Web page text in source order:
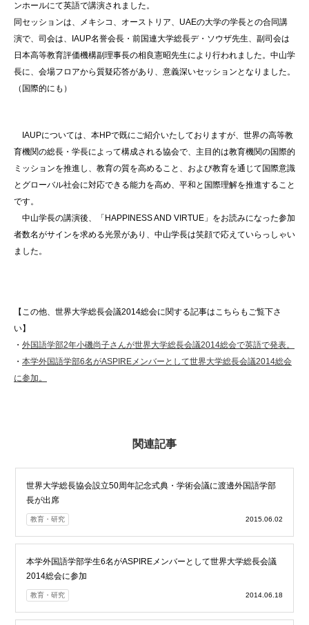
ンホールにて英語で講演されました。
同セッションは、メキシコ、オーストリア、UAEの大学の学長との合同講
演で、司会は、IAUP名誉会長・前国連大学総長デ・ソウザ先生、副司会は
日本高等教育評価機構副理事長の相良憲昭先生により行われました。中山学
長に、会場フロアから質疑応答があり、意義深いセッションとなりました。
（国際的にも）
IAUPについては、本HPで既にご紹介いたしておりますが、世界の高等教
育機関の総長・学長によって構成される協会で、主目的は教育機関の国際的
ミッションを推進し、教育の質を高めること、および教育を通じて国際意識
とグローバル社会に対応できる能力を高め、平和と国際理解を推進すること
です。
中山学長の講演後、「HAPPINESS AND VIRTUE」をお読みになった参加
者数名がサインを求める光景があり、中山学長は笑顔で応えていらっしゃい
ました。
【この他、世界大学総長会議2014総会に関する記事はこちらもご覧下さ
い】
・ 外国語学部2年小磯尚子さんが世界大学総長会議2014総会で英語で発表。
・ 本学外国語学部6名がASPIREメンバーとして世界大学総長会議2014総会
に参加。
関連記事
世界大学総長協会設立50周年記念式典・学術会議に渡邊外国語学部
長が出席
教育・研究 2015.06.02
本学外国語学部学生6名がASPIREメンバーとして世界大学総長会議
2014総会に参加
教育・研究 2014.06.18